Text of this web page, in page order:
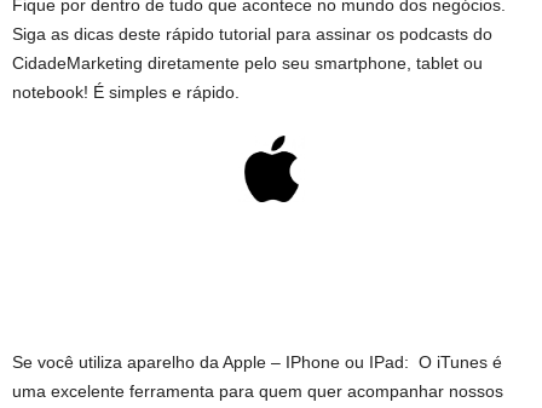
Fique por dentro de tudo que acontece no mundo dos negócios.
Siga as dicas deste rápido tutorial para assinar os podcasts do
CidadeMarketing diretamente pelo seu smartphone, tablet ou
notebook! É simples e rápido.
Se você utiliza aparelho da Apple – IPhone ou IPad: O iTunes é
uma excelente ferramenta para quem quer acompanhar nossos